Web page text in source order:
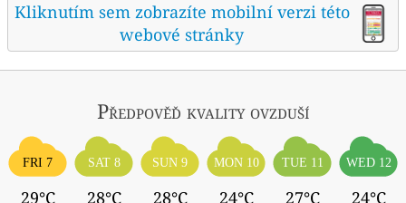
Kliknutím sem zobrazíte mobilní verzi této
webové stránky
Předpověď kvality ovzduší
FRI 7
29°C
SAT 8
28°C
SUN 9
28°C
MON 10
24°C
TUE 11
27°C
WED 12
24°C